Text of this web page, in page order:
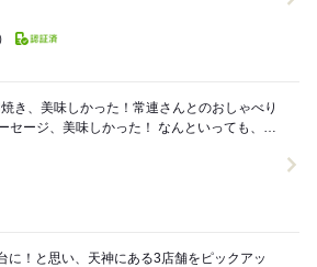
き、美味しかった！常連さんとのおしゃべり
味しかった！ なんといっても、マ
に！と思い、天神にある3店舗をピックアッ